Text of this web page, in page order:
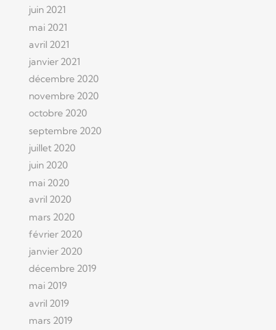
juin 2021
mai 2021
avril 2021
janvier 2021
décembre 2020
novembre 2020
octobre 2020
septembre 2020
juillet 2020
juin 2020
mai 2020
avril 2020
mars 2020
février 2020
janvier 2020
décembre 2019
mai 2019
avril 2019
mars 2019